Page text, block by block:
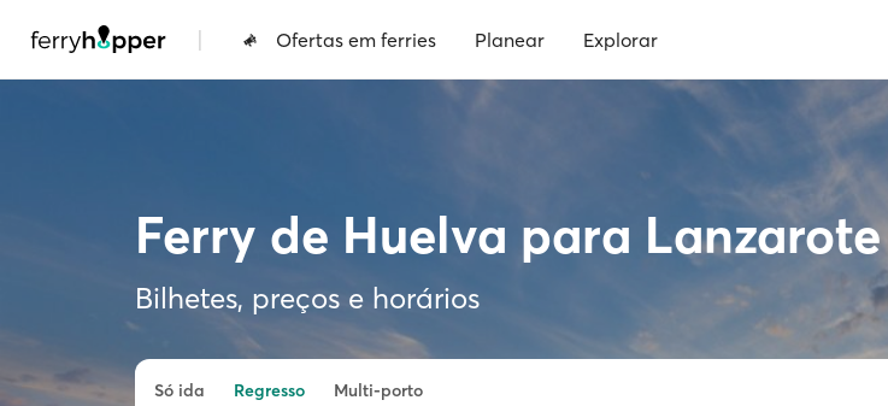
| Ofertas em ferries Planear Explorar
Ferry de Huelva para Lanzarote
Bilhetes, preços e horários
Só ida Regresso Multi-porto